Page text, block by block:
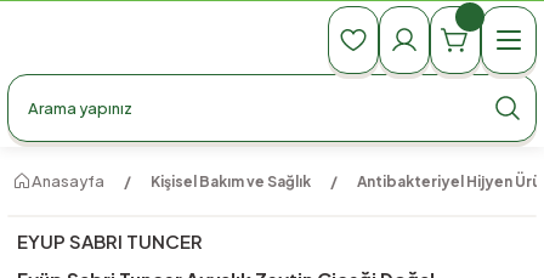
990 TL Üzeri Ücretsiz Kargo
990 TL Üzeri Ücretsiz Kargo
Anasayfa Kişisel Bakım ve Sağlık Antibakteriyel Hijyen
EYUP SABRI TUNCER